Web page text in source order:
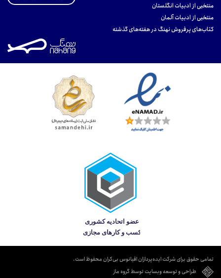
منتخبی از ادبیات انگلستان
منتخبی از ادبیات آلمان
کتاب‌های پرفروش نهنگ در هفته‌های گذشته
تمامی حقوق برای شرکت ایده‌پردازان اقیانوس بی‌کران محفوظ است.
طراحی و توسعه وبسایت توسط گروه ماز